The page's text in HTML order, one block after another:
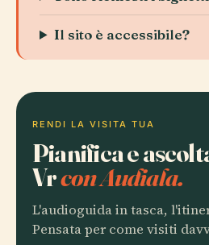
Il sito è accessibile?
RENDI LA VISITA TUA
Pianifica e
Vrcon Audiala.
L'audioguida in tasca,
Pensata per come visiti